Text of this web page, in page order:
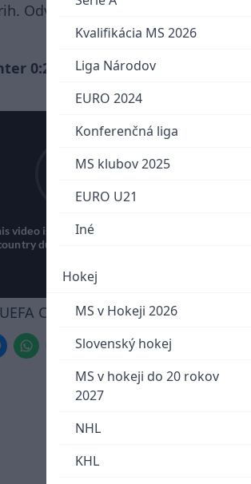
Kvalifikácia MS 2026
Liga Národov
EURO 2024
Konferenčná liga
MS klubov 2025
EURO U21
Iné
Hokej
MS v Hokeji 2026
Slovenský hokej
MS v hokeji do 20 rokov
2027
NHL
KHL
Odveta je na programe 16.
0:2 (0:2), Góly: 08' Džeko, 11'
Champions League